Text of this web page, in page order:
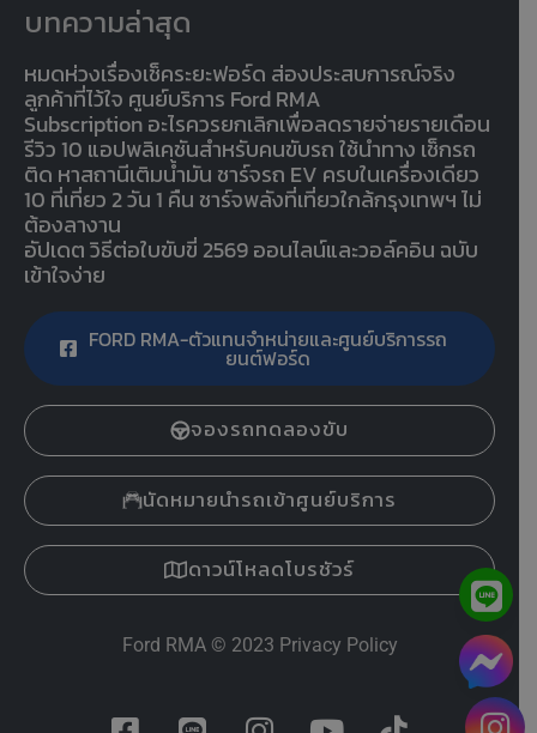
บทความล่าสุด
หมดห่วงเรื่องเช็คระยะฟอร์ด ส่องประสบการณ์จริง
ลูกค้าที่ไว้ใจ ศูนย์บริการ Ford RMA
Subscription อะไรควรยกเลิกเพื่อลดรายจ่ายรายเดือน
รีวิว 10 แอปพลิเคชันสำหรับคนขับรถ ใช้นำทาง เช็กรถ
ติด หาสถานีเติมน้ำมัน ชาร์จรถ EV ครบในเครื่องเดียว
10 ที่เที่ยว 2 วัน 1 คืน ชาร์จพลังที่เที่ยวใกล้กรุงเทพฯ ไม่
ต้องลางาน
อัปเดต วิธีต่อใบขับขี่ 2569 ออนไลน์และวอล์คอิน ฉบับ
เข้าใจง่าย
FORD RMA-ตัวแทนจำหน่ายและศูนย์บริการรถ
ยนต์ฟอร์ด
จองรถทดลองขับ
นัดหมายนำรถเข้าศูนย์บริการ
ดาวน์โหลดโบรชัวร์
Ford RMA© 2023 Privacy Policy